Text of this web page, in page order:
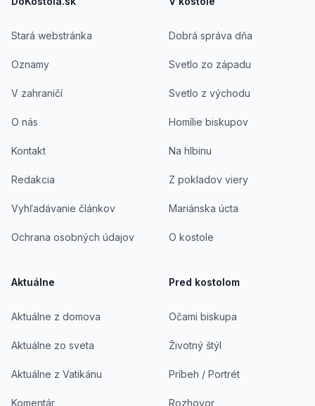
Stará webstránka
Oznamy
V zahraničí
O nás
Kontakt
Redakcia
Vyhľadávanie článkov
Ochrana osobných údajov
Aktuálne
Aktuálne z domova
Aktuálne zo sveta
Aktuálne z Vatikánu
Komentár
Dobrá správa dňa
Svetlo zo západu
Svetlo z východu
Homílie biskupov
Na hlbinu
Z pokladov viery
Mariánska úcta
O kostole
Pred kostolom
Očami biskupa
Životný štýl
Príbeh / Portrét
Rozhovor